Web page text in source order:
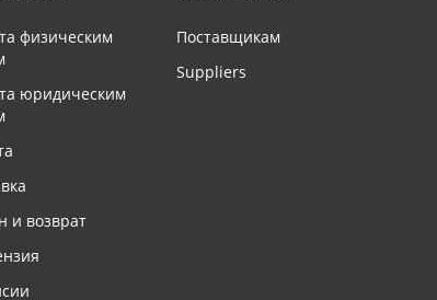
физическим
юридическим
и возврат
Поставщикам
Suppliers